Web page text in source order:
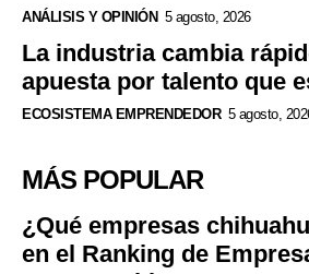
ANÁLISIS Y OPINIÓN 5 agosto, 2026
La industria cambia
apuesta por talento que
ECOSISTEMA EMPRENDEDOR 5 agosto,
MÁS POPULAR
¿Qué empresas
en el Ranking de